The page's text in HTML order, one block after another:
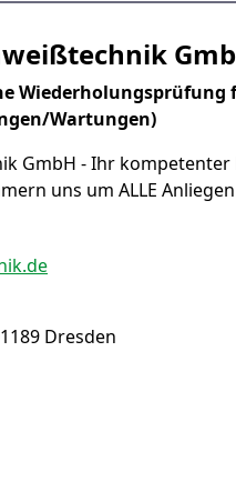
Wiederholungsprüfung
Wartungen)
GmbH - Ihr
uns um ALLE
Dresden